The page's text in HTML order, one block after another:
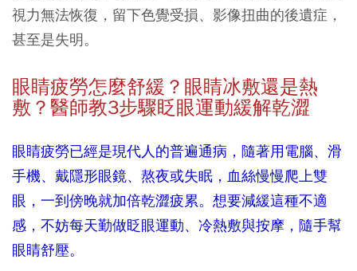
視力無法恢復，留下色覺受損、影像扭曲的後遺症，
甚至是失明。
眼睛疲勞怎麼舒緩？眼睛冰敷還是熱
敷？醫師教3步驟眨眼運動緩解乾澀
眼睛疲勞已經是現代人的普遍通病，隨著用電腦、滑
手機、戴隱形眼鏡、熬夜或失眠，血絲慢慢爬上雙
眼，一到傍晚就加倍乾澀疲累。想要減緩這種不適
感，不妨每天勤做眨眼運動、冷熱敷與按摩，隨手幫
眼睛舒壓。